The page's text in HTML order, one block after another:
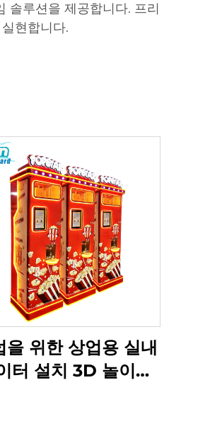
솔루션을 제공합니다. 프리
현합니다.
을 위한 상업용 실내
터 설치 3D 놀이터